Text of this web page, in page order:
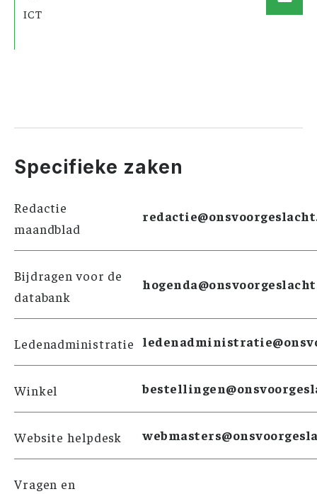
ICT
Specifieke zaken
Redactie
maandblad
Bijdragen voor de
databank
Ledenadministratie
Winkel
Website helpdesk
Vragen en